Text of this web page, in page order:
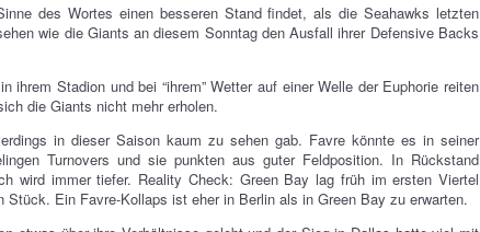
des Wortes einen besseren Stand findet, als die Seahawks letzten
wie die Giants an diesem Sonntag den Ausfall ihrer Defensive Backs
Stadion und bei “ihrem” Wetter auf einer Welle der Euphorie reiten
die Giants nicht mehr erholen.
in dieser Saison kaum zu sehen gab. Favre könnte es in seiner
Turnovers und sie punkten aus guter Feldposition. In Rückstand
wird immer tiefer. Reality Check: Green Bay lag früh im ersten Viertel
Ein Favre-Kollaps ist eher in Berlin als in Green Bay zu erwarten.